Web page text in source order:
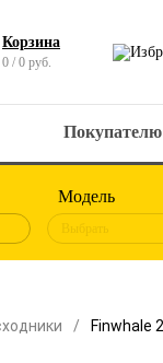
Корзина
0 / 0 руб.
Покупателю
Модель
Выбрать
Finwhale